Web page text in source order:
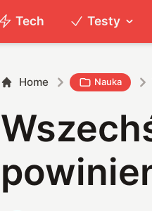
Tech Testy
Home Nauka